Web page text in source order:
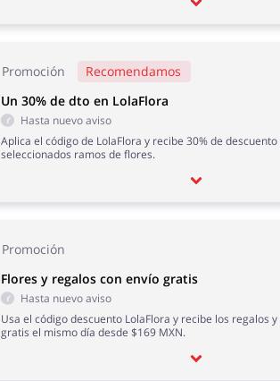
Promoción
Recomendamos
Un 30% de dto en LolaFlora
Aplica el código de LolaFlora y recibe 30% de
seleccionados ramos de flores.
Hasta nuevo aviso
Promoción
Flores y regalos con envío gratis
Usa el código descuento LolaFlora y recibe los regalos
gratis el mismo día desde $169 MXN.
Hasta nuevo aviso